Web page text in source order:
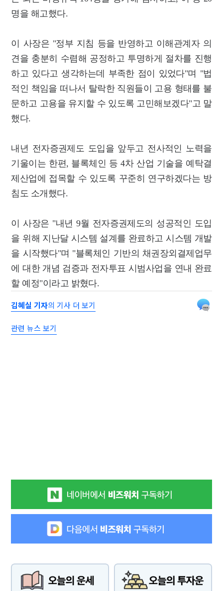
명을 해고했다.
이 사장은 "정부 지침 등을 반영하고 이해관계자 의
견을 충분히 수렴해 공정하고 투명하게 절차를 진행
하고 있다고 생각하는데 부족한 점이 있었다"며 "법
적인 책임을 떠나서 탈락한 직원들이 고용 형태를 불
문하고 고용을 유지할 수 있도록 고민해보겠다"고 말
했다.
내년 전자증권제도 도입을 앞두고 전사적인 노력을
기울이는 한편, 블록체인 등 4차 산업 기술을 예탁결
제산업에 접목할 수 있도록 꾸준히 연구하겠다는 방
침도 소개했다.
이 사장은 "내년 9월 전자증권제도의 성공적인 도입
을 위해 지난달 시스템 설계를 완료하고 시스템 개발
을 시작했다"며 "블록체인 기반의 채권장외결제업무
에 대한 개념 검증과 전자투표 시범사업을 연내 완료
할 예정"이라고 밝혔다.
김혜실 기자의 기사 더 보기
관련 뉴스 보기